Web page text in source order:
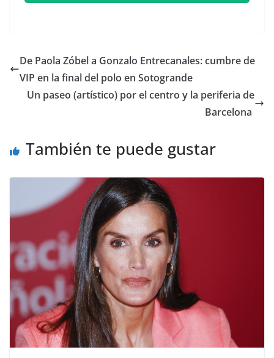
​De Paola Zóbel a Gonzalo Entrecanales: cumbre de
VIP en la final del polo en Sotogrande
​Un paseo (artístico) por el centro y la periferia de
Barcelona
También te puede gustar